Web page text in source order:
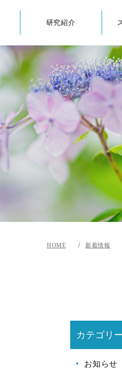
研究紹介
HOME 新着情報
カテゴリ
お知らせ